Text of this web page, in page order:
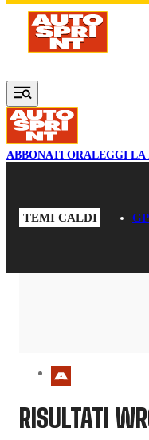
Vai al contenuto principale
ABBONATI ORALEGGI LA
TEMI CALDI
RISULTATI